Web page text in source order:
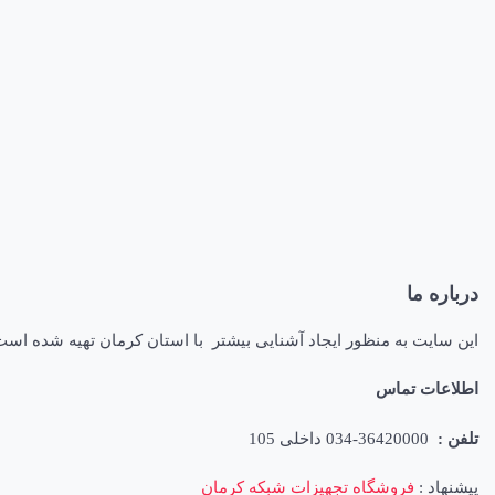
درباره ما
این سایت به منظور ایجاد آشنایی بیشتر با استان کرمان تهیه شده
اطلاعات تماس
تلفن :
پیشنهاد : فروشگاه تجهیزات شبکه کرمان